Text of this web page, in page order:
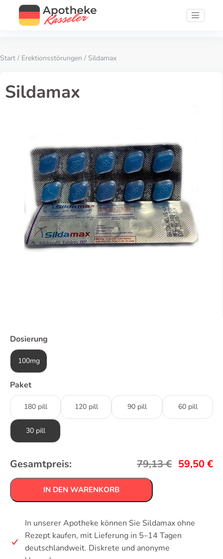
Start / Erektionsstörungen / Sildamax
Sildamax
Dosierung
100mg
Paket
180 pill 120 pill 90 pill 60 pill
30 pill
Gesamtpreis: 79,13€ 59,50€
IN DEN WARENKORB
In unserer Apotheke können Sie Sildamax ohne
Rezept kaufen, mit Lieferung in 5–14 Tagen
deutschlandweit. Diskrete und anonyme